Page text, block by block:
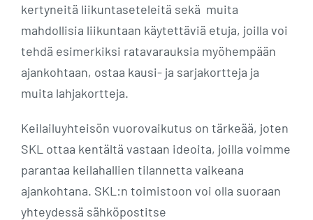
kertyneitä liikuntaseteleitä sekä muita
mahdollisia liikuntaan käytettäviä etuja, joilla voi
tehdä esimerkiksi ratavarauksia myöhempään
ajankohtaan, ostaa kausi- ja sarjakortteja ja
muita lahjakortteja.
Keilailuyhteisön vuorovaikutus on tärkeää, joten
SKL ottaa kentältä vastaan ideoita, joilla voimme
parantaa keilahallien tilannetta vaikeana
ajankohtana. SKL:n toimistoon voi olla suoraan
yhteydessä sähköpostitse